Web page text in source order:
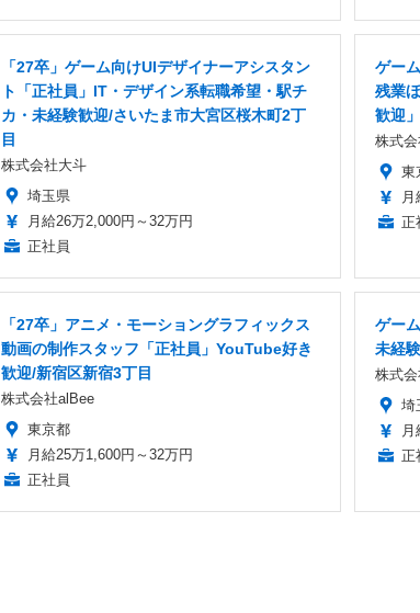
「27卒」ゲーム向けUIデザイナーアシスタン
ト「正社員」IT・デザイン系転職希望・駅チ
カ・未経験歓迎/さいたま市大宮区桜木町2丁
目
株式会社大斗
埼玉県
月給26万2,000円～32万円
正社員
ゲー
残業
歓迎
株式
東
月
正
「27卒」アニメ・モーショングラフィックス
動画の制作スタッフ「正社員」YouTube好き
歓迎/新宿区新宿3丁目
株式会社alBee
東京都
月給25万1,600円～32万円
正社員
ゲー
未経
株式会
埼
月
正